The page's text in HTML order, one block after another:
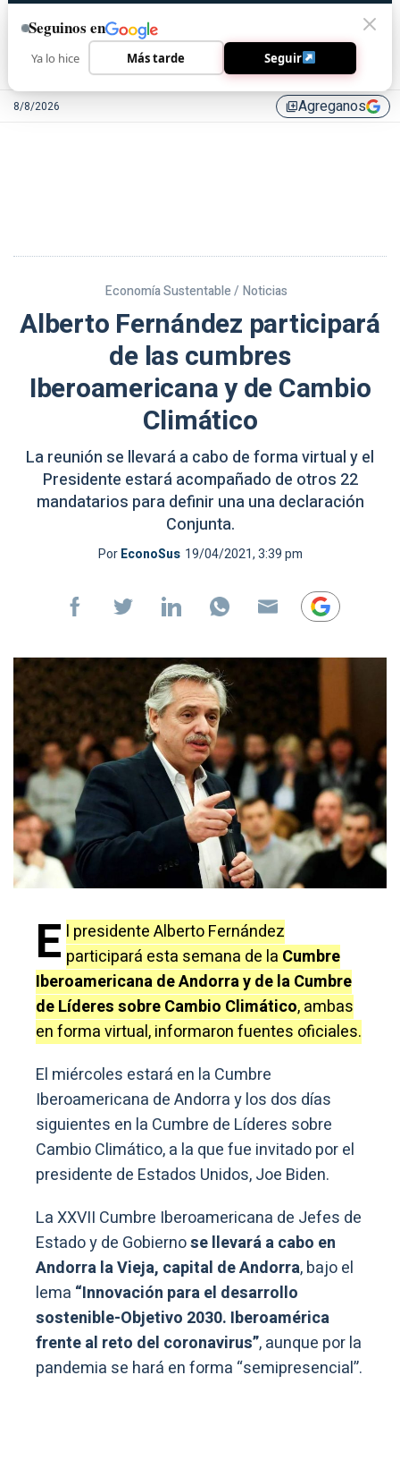
8/8/2026 library_addAgreganos
Economía Sustentable / Noticias
Alberto Fernández participará
de las cumbres
Iberoamericana y de Cambio
Climático
La reunión se llevará a cabo de forma virtual y el
Presidente estará acompañado de otros 22
mandatarios para definir una una declaración
Conjunta.
PorEconoSus 19/04/2021, 3:39 pm
E l presidente Alberto Fernández
participará esta semana de la Cumbre
Iberoamericana de Andorra y de la Cumbre
de Líderes sobre Cambio Climático, ambas
en forma virtual, informaron fuentes oficiales.
El miércoles estará en la Cumbre
Iberoamericana de Andorra y los dos días
siguientes en la Cumbre de Líderes sobre
Cambio Climático, a la que fue invitado por el
presidente de Estados Unidos, Joe Biden.
La XXVII Cumbre Iberoamericana de Jefes de
Estado y de Gobiernose llevará a cabo en
Andorra la Vieja, capital de Andorra, bajo el
lema “Innovación para el desarrollo
sostenible-Objetivo 2030. Iberoamérica
frente al reto del coronavirus”, aunque por la
pandemia se hará en forma “semipresencial”.
Seguinos en
Ya lo hice Más tarde Seguir